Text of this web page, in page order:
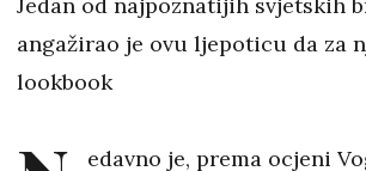
Jedan od najpoznatijih svjetskih
angažirao je ovu ljepoticu da za
lookbook
edavno je, prema ocjeni